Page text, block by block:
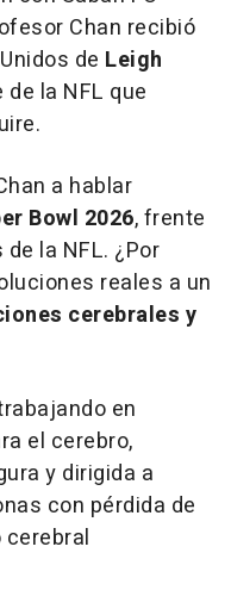
Chan recibió
de Leigh
la NFL que
.
a hablar
Bowl 2026, frente
la NFL. ¿Por
reales a un
cerebrales y
en
el cerebro,
y dirigida a
con pérdida de
cerebral